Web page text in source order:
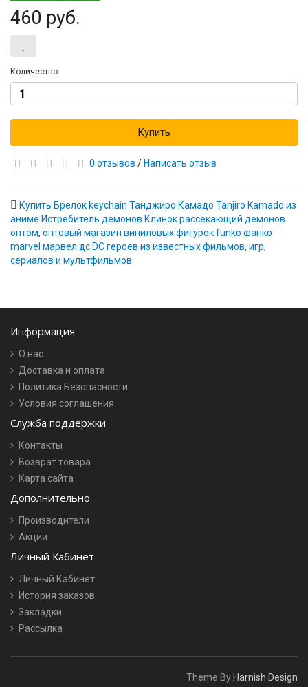
460 руб.
Количество
Купить
0 отзывов / Написать отзыв
Купить Брелок keychain Танджиро Камадо Tanjiro Kamado из
аниме Истребитель демонов Клинок рассекающий демонов
оптом, оптовый магазин виниловых фигурок funko фанко
marvel марвел дс DC героев из известных фильмов, игр,
сериалов и мультфильмов
Информация
О нас
Доставка и оплата
Политика Безопасности
Условия соглашения
Служба поддержки
Контакты
Возврат товара
Карта сайта
Дополнительно
Производители
Акции
Личный Кабинет
Личный Кабинет
История заказов
Закладки
Рассылка
Theme By Harnish Design